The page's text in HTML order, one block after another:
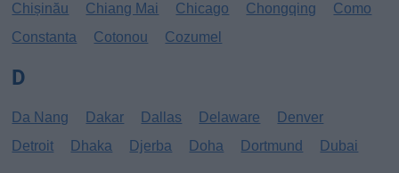
Chișinău
Chiang Mai Chicago Chongqing
Como
Constanta
Cotonou Cozumel
D
Da Nang Dakar Dallas Delaware
Denver
Detroit
Dhaka Djerba Doha Dortmund Dubai